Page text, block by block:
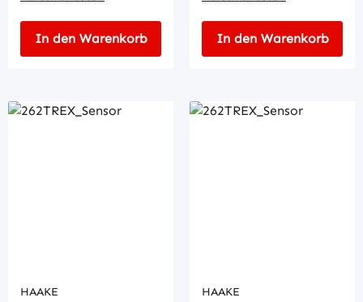
In den Warenkorb In den Warenkorb
HAAKE HAAKE